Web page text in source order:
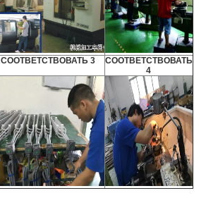
СООТВЕТСТВОВАТЬ 3
СООТВЕТСТВОВАТЬ
4